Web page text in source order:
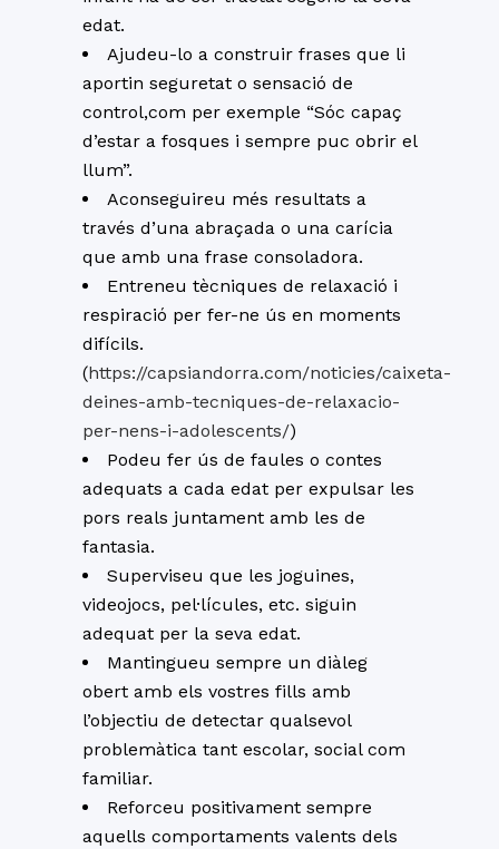
edat.
Ajudeu-lo a construir frases que li
aportin seguretat o sensació de
control,com per exemple “Sóc capaç
d’estar a fosques i sempre puc obrir el
llum”.
Aconseguireu més resultats a
través d’una abraçada o una carícia
que amb una frase consoladora.
Entreneu tècniques de relaxació i
respiració per fer-ne ús en moments
difícils.
(https://capsiandorra.com/noticies/caixeta-
deines-amb-tecniques-de-relaxacio-
per-nens-i-adolescents/)
Podeu fer ús de faules o contes
adequats a cada edat per expulsar les
pors reals juntament amb les de
fantasia.
Superviseu que les joguines,
videojocs, pel·lícules, etc. siguin
adequat per la seva edat.
Mantingueu sempre un diàleg
obert amb els vostres fills amb
l’objectiu de detectar qualsevol
problemàtica tant escolar, social com
familiar.
Reforceu positivament sempre
aquells comportaments valents dels